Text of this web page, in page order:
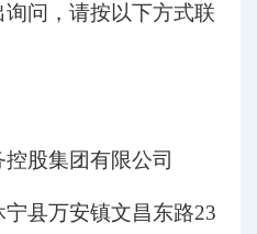
问，请按以下方式联
股集团有限公司
宁县万安镇文昌东路23